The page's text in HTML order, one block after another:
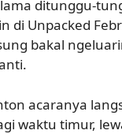
ditunggu-
di Unpacked
bakal
acaranya
waktu timur,